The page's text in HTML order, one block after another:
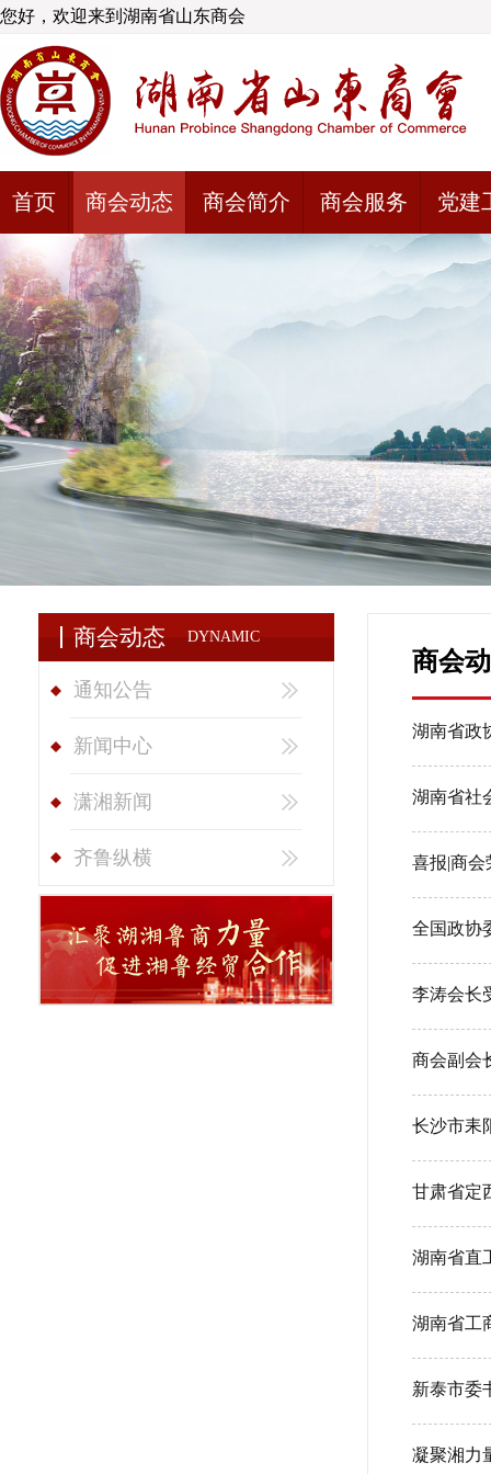
您好，欢迎来到湖南省山东商会
首页 商会动态 商会简介 商会服务 党建
商会动态 DYNAMIC
通知公告
新闻中心
潇湘新闻
齐鲁纵横
商会
湖南省政
湖南省社
喜报|商会
全国政协
李涛会长
商会副会
长沙市耒
甘肃省定
新泰市委
凝聚湘力